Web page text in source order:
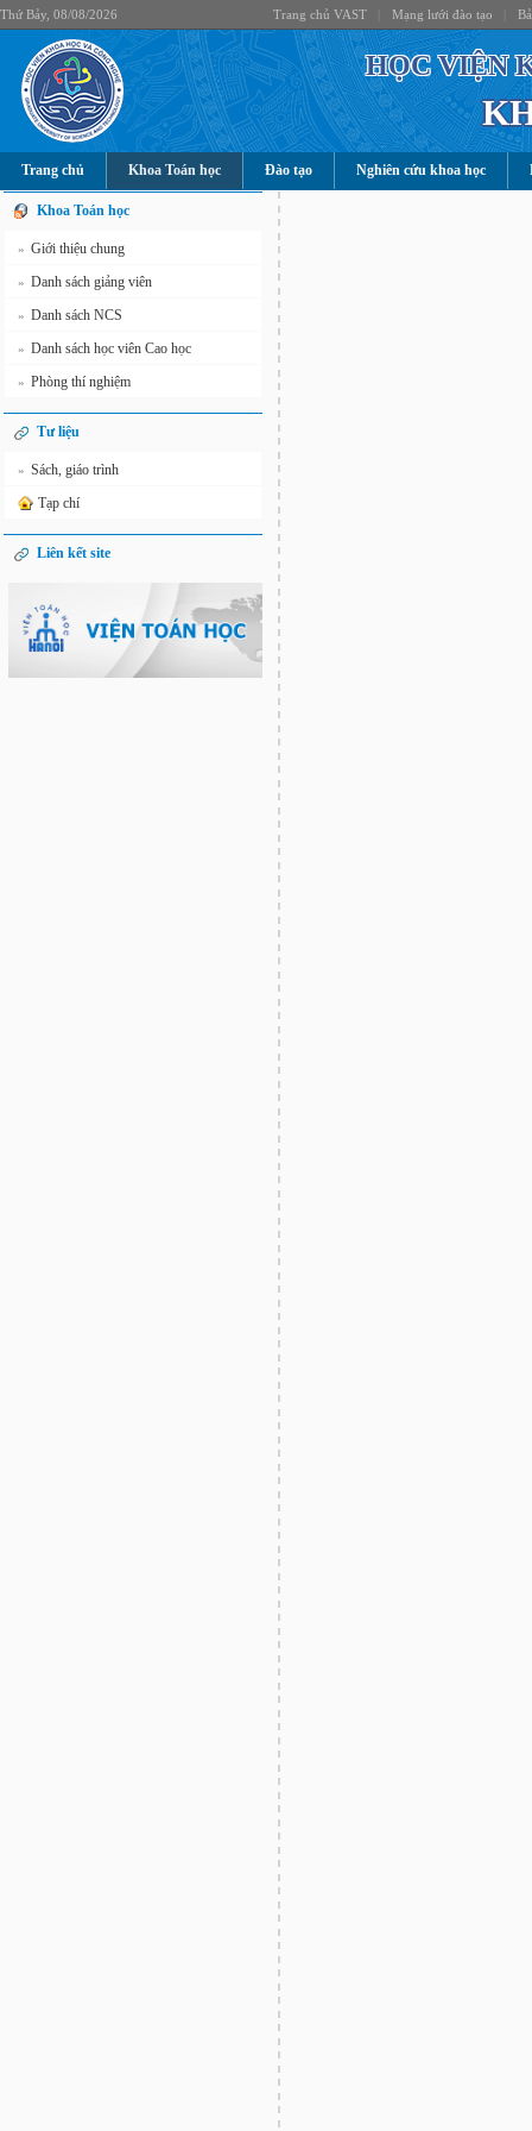
Thứ Bảy, 08/08/2026 Trang chủ VAST Mạng lưới đào tạo
HỌC VIỆN
Trang chủ Khoa Toán học Đào tạo Nghiên cứu khoa học
Khoa Toán học
» Giới thiệu chung
» Danh sách giảng viên
» Danh sách NCS
» Danh sách học viên Cao học
» Phòng thí nghiệm
Tư liệu
» Sách, giáo trình
Tạp chí
Liên kết site